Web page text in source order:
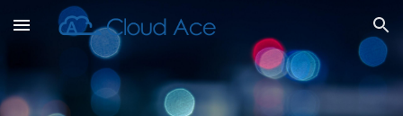
Skip to main content Skip to navigation